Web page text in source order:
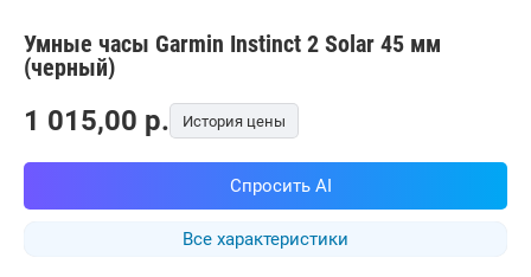
Умные часы Garmin Instinct 2 Solar 45 мм
(черный)
Все характеристики
1 015,00 p. История цены
Спросить AI